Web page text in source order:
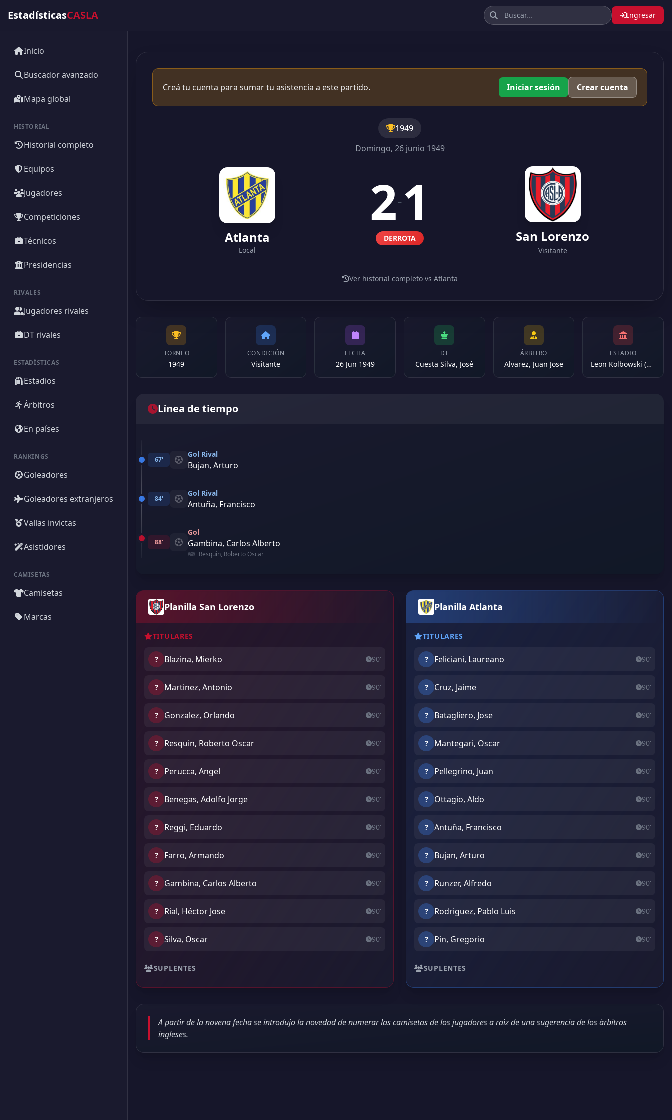
EstadísticasCASLA Ingresar
Inicio
Buscador avanzado
Mapa global
HISTORIAL
Historial completo
Equipos
Jugadores
Competiciones
Técnicos
Presidencias
RIVALES
Jugadores rivales
DT rivales
ESTADÍSTICAS
Estadios
Árbitros
En países
RANKINGS
Goleadores
Goleadores extranjeros
Vallas invictas
Asistidores
CAMISETAS
Camisetas
Marcas
Creá tu cuenta para sumar tu asistencia a este partido. Iniciar sesión Crear cuenta
1949
Domingo, 26 junio 1949
Atlanta
Local
2-1
DERROTA San Lorenzo
Visitante
Ver historial completo vs Atlanta
TORNEO
1949
CONDICIÓN
Visitante
FECHA
26 Jun 1949
DT
Cuesta Silva, José
ÁRBITRO
Alvarez, Juan Jose
ESTADIO
Leon Kolbowski (Argentina)
Línea de tiempo
67'
Gol Rival
Bujan, Arturo
84'
Gol Rival
Antuña, Francisco
88'
Gol
Gambina, Carlos Alberto
Resquin, Roberto Oscar
Planilla San Lorenzo
TITULARES
? Blazina, Mierko 90'
? Martinez, Antonio 90'
? Gonzalez, Orlando 90'
? Resquin, Roberto Oscar 90'
? Perucca, Angel 90'
? Benegas, Adolfo Jorge 90'
? Reggi, Eduardo 90'
? Farro, Armando 90'
? Gambina, Carlos Alberto 90'
? Rial, Héctor Jose 90'
? Silva, Oscar 90'
SUPLENTES
Planilla Atlanta
TITULARES
? Feliciani, Laureano 90'
? Cruz, Jaime 90'
? Batagliero, Jose 90'
? Mantegari, Oscar 90'
? Pellegrino, Juan 90'
? Ottagio, Aldo 90'
? Antuña, Francisco 90'
? Bujan, Arturo 90'
? Runzer, Alfredo 90'
? Rodriguez, Pablo Luis 90'
? Pin, Gregorio 90'
SUPLENTES
A partìr de la novena fecha se introdujo la novedad de numerar las camisetas de los jugadores a raìz de una sugerencia de los àrbitros
ingleses.